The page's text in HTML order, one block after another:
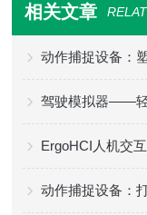
相关文章
动作捕捉设备：
驾驶模拟器——
ErgoHCI人机交
动作捕捉设备：